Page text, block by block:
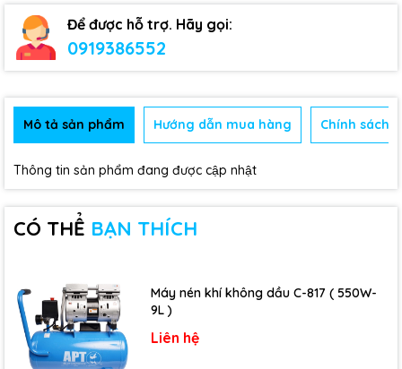
Để được hỗ trợ. Hãy gọi:
0919386552
Mô tả sản phẩm Hướng dẫn mua hàng Chính sách
Thông tin sản phẩm đang được cập nhật
CÓ THỂ BẠN THÍCH
Máy nén khí không dầu C-817 ( 550W-
9L )
Liên hệ